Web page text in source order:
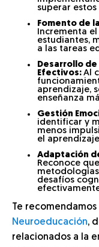
superar estos
Fomento de
Incrementa
estudiantes,
a las tareas
Desarrollo de
Efectivos: Al
aprendizaje,
enseñanza
Gestión
identificar y
menos
el
Adaptación
Reconoce
desafíos
Te
Neuroeducación,
relacionados a la